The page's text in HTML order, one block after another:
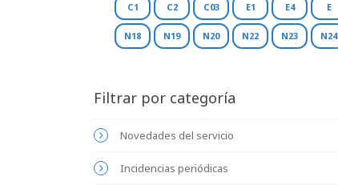
C1 C2 C03 E1 E4 E
N18 N19 N20 N22 N23 N24
Filtrar por categoría
Novedades del servicio
Incidencias periódicas